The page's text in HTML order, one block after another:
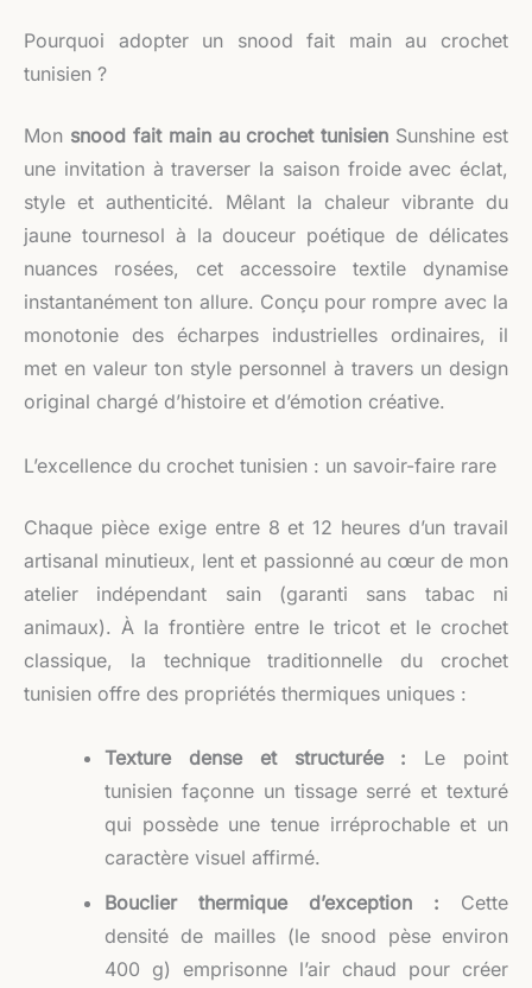
Pourquoi adopter un snood fait main au crochet
tunisien ?
Mon snood fait main au crochet tunisien Sunshine est
une invitation à traverser la saison froide avec éclat,
style et authenticité. Mêlant la chaleur vibrante du
jaune tournesol à la douceur poétique de délicates
nuances rosées, cet accessoire textile dynamise
instantanément ton allure. Conçu pour rompre avec la
monotonie des écharpes industrielles ordinaires, il
met en valeur ton style personnel à travers un design
original chargé d’histoire et d’émotion créative.
L’excellence du crochet tunisien : un savoir-faire rare
Chaque pièce exige entre 8 et 12 heures d’un travail
artisanal minutieux, lent et passionné au cœur de mon
atelier indépendant sain (garanti sans tabac ni
animaux). À la frontière entre le tricot et le crochet
classique, la technique traditionnelle du crochet
tunisien offre des propriétés thermiques uniques :
Texture dense et structurée : Le point
tunisien façonne un tissage serré et texturé
qui possède une tenue irréprochable et un
caractère visuel affirmé.
Bouclier thermique d’exception : Cette
densité de mailles (le snood pèse environ
400 g) emprisonne l’air chaud pour créer